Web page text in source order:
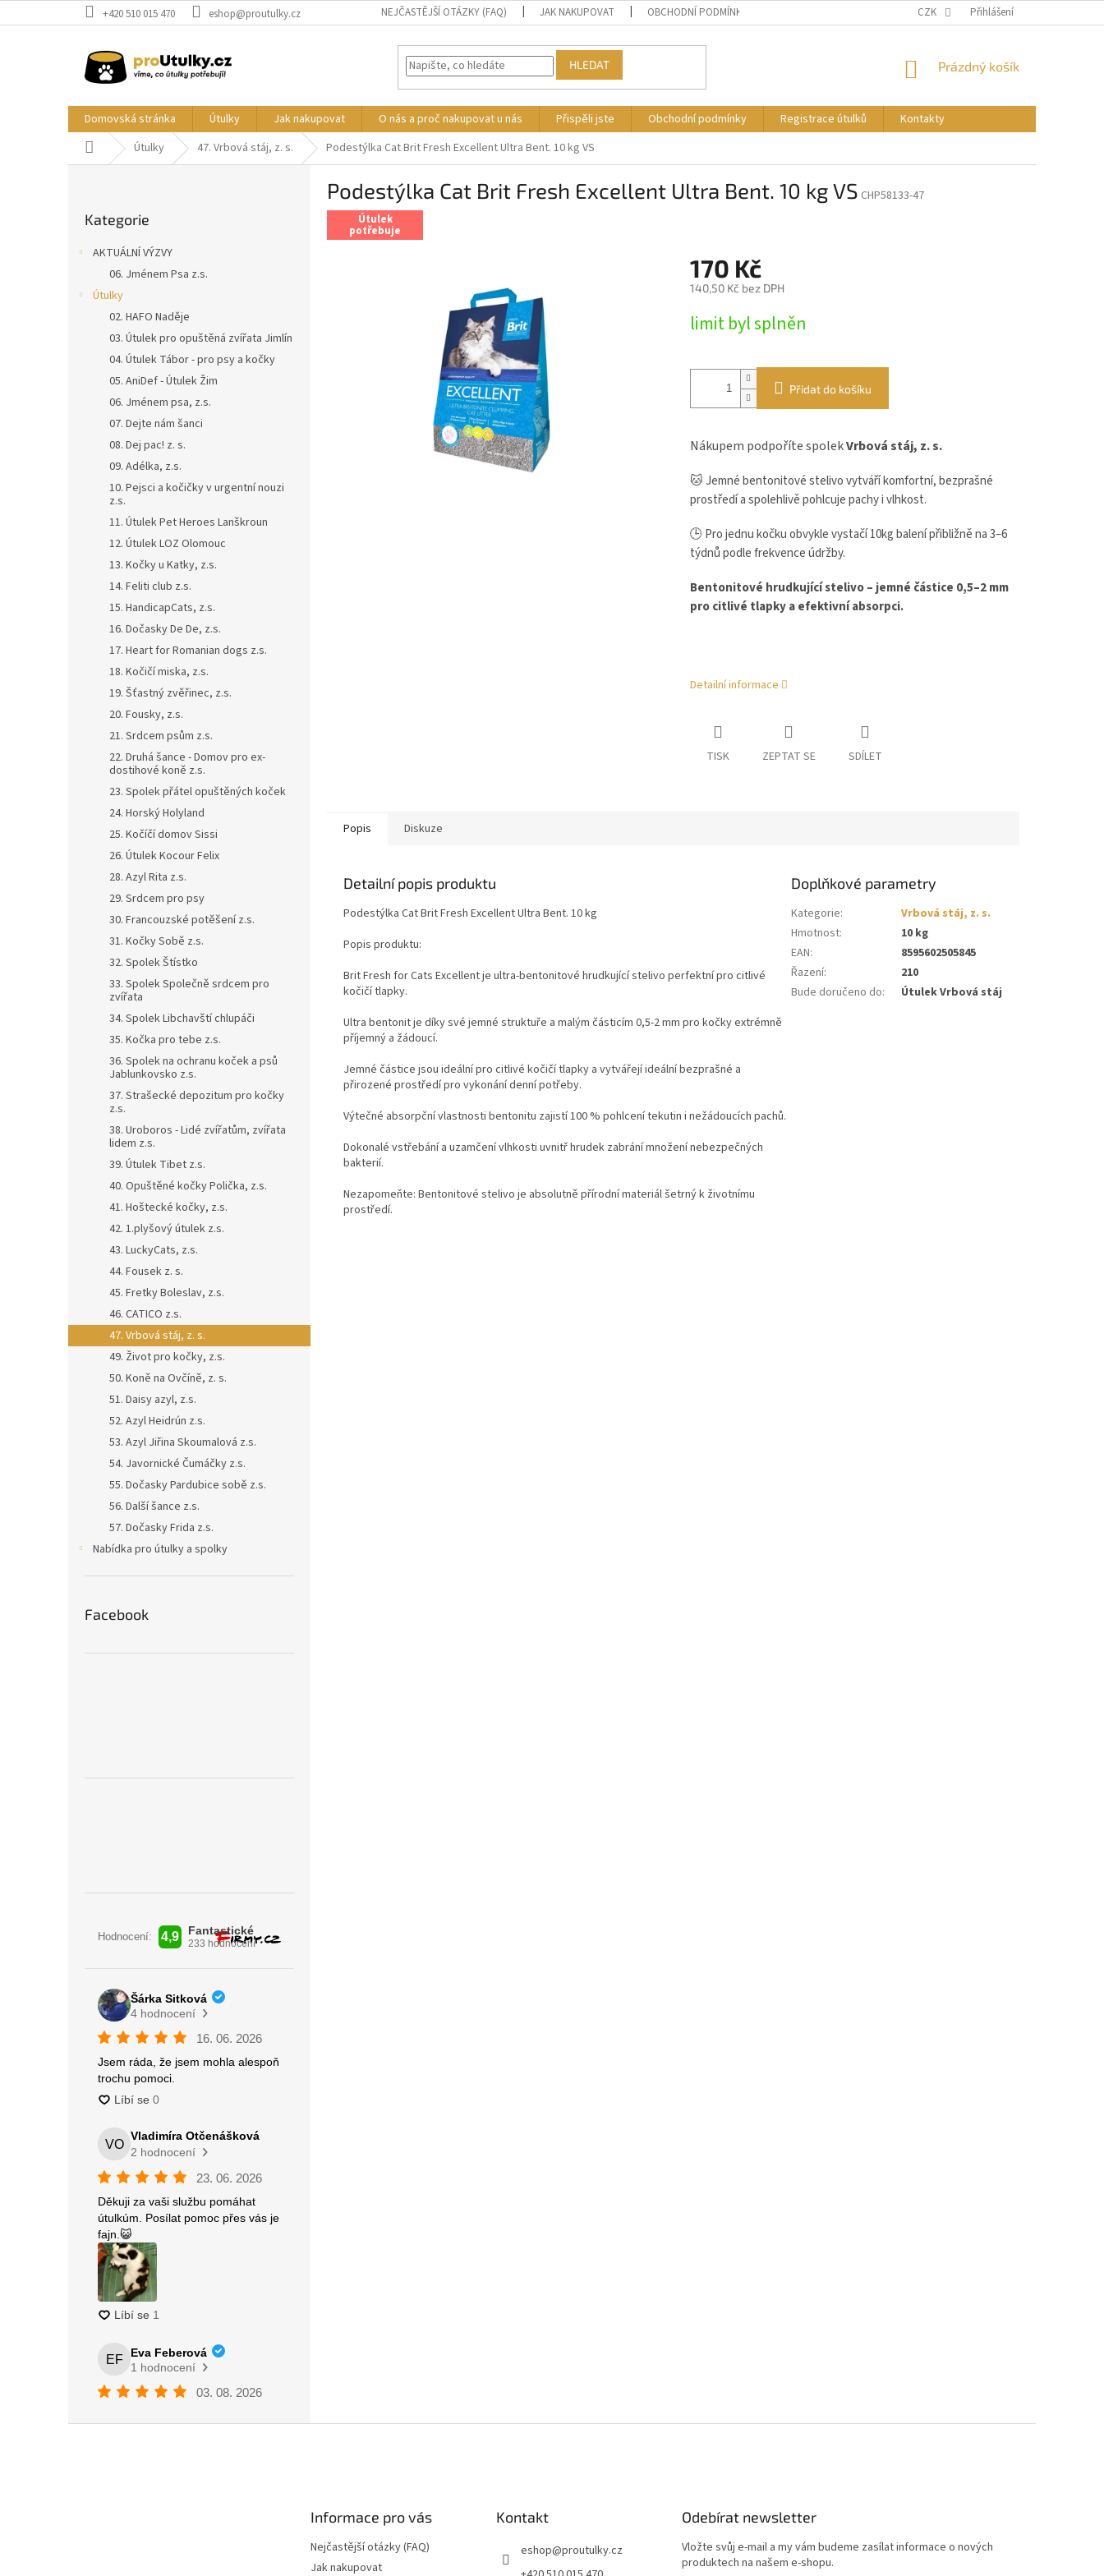
na
+420 510 015 470 eshop@proutulky.cz NEJČASTĚJŠÍ OTÁZKY (FAQ) JAK NAKUPOVAT OBCHODNÍ PODMÍNKY PODMÍNKY OCHRANY OSOBNÍCH ÚDAJŮ REGISTRACE ÚTULKŮ
CZK Přihlášení
HLEDAT
NÁKUPNÍ
Prázdný košík
Domovská stránka Útulky Jak nakupovat O nás a proč nakupovat u nás Přispěli jste Obchodní podmínky Registrace útulků
Kontakty
Domů Útulky 47. Vrbová stáj, z. s. Podestýlka Cat Brit Fresh Excellent Ultra Bent. 10 kg VS
kategorie
Kategorie
AKTUÁLNÍ VÝZVY
06. Jménem Psa z.s.
Útulky
02. HAFO Naděje
03. Útulek pro opuštěná zvířata Jimlín
04. Útulek Tábor - pro psy a kočky
05. AniDef - Útulek Žim
06. Jménem psa, z.s.
07. Dejte nám šanci
08. Dej pac! z. s.
09. Adélka, z.s.
10. Pejsci a kočičky v urgentní nouzi
z.s.
11. Útulek Pet Heroes Lanškroun
12. Útulek LOZ Olomouc
13. Kočky u Katky, z.s.
14. Feliti club z.s.
15. HandicapCats, z.s.
16. Dočasky De De, z.s.
17. Heart for Romanian dogs z.s.
18. Kočičí miska, z.s.
19. Šťastný zvěřinec, z.s.
20. Fousky, z.s.
21. Srdcem psům z.s.
22. Druhá šance - Domov pro ex-
dostihové koně z.s.
23. Spolek přátel opuštěných koček
24. Horský Holyland
25. Kočíčí domov Sissi
26. Útulek Kocour Felix
28. Azyl Rita z.s.
29. Srdcem pro psy
30. Francouzské potěšení z.s.
31. Kočky Sobě z.s.
32. Spolek Štístko
33. Spolek Společně srdcem pro
zvířata
34. Spolek Libchavští chlupáči
35. Kočka pro tebe z.s.
36. Spolek na ochranu koček a psů
Jablunkovsko z.s.
37. Strašecké depozitum pro kočky
z.s.
38. Uroboros - Lidé zvířatům, zvířata
lidem z.s.
39. Útulek Tibet z.s.
40. Opuštěné kočky Polička, z.s.
41. Hoštecké kočky, z.s.
42. 1.plyšový útulek z.s.
43. LuckyCats, z.s.
44. Fousek z. s.
45. Fretky Boleslav, z.s.
46. CATICO z.s.
47. Vrbová stáj, z. s.
49. Život pro kočky, z.s.
50. Koně na Ovčíně, z. s.
51. Daisy azyl, z.s.
52. Azyl Heidrún z.s.
53. Azyl Jiřina Skoumalová z.s.
54. Javornické Čumáčky z.s.
55. Dočasky Pardubice sobě z.s.
56. Další šance z.s.
57. Dočasky Frida z.s.
Nabídka pro útulky a spolky
Facebook
Podestýlka Cat Brit Fresh Excellent Ultra Bent. 10 kg VS CHP58133-47
Útulek
potřebuje
170 Kč
140,50 Kč bez DPH
cena:
limit byl splněn
Přidat do košíku
Nákupem podpoříte spolekVrbová stáj, z. s.
🐱 Jemné bentonitové stelivo vytváří komfortní, bezprašné
prostředí a spolehlivě pohlcuje pachy i vlhkost.
🕒 Pro jednu kočku obvykle vystačí 10kg balení přibližně na 3–6
týdnů podle frekvence údržby.
Bentonitové hrudkující stelivo – jemné částice 0,5–2 mm
pro citlivé tlapky a efektivní absorpci.
Detailní informace
TISK ZEPTAT SE SDÍLET
Popis Diskuze
Detailní popis produktu
Podestýlka Cat Brit Fresh Excellent Ultra Bent. 10 kg
Popis produktu:
Brit Fresh for Cats Excellent je ultra-bentonitové hrudkující stelivo perfektní pro citlivé
kočičí tlapky.
Ultra bentonit je díky své jemné struktuře a malým částicím 0,5-2 mm pro kočky extrémně
příjemný a žádoucí.
Jemné částice jsou ideální pro citlivé kočičí tlapky a vytvářejí ideální bezprašné a
přirozené prostředí pro vykonání denní potřeby.
Výtečné absorpční vlastnosti bentonitu zajistí 100 % pohlcení tekutin i nežádoucích pachů.
Dokonalé vstřebání a uzamčení vlhkosti uvnitř hrudek zabrání množení nebezpečných
bakterií.
Nezapomeňte: Bentonitové stelivo je absolutně přírodní materiál šetrný k životnímu
prostředí.
Doplňkové parametry
Kategorie:
Vrbová stáj, z. s.
Hmotnost:
10 kg
EAN:
8595602505845
Řazení:
210
Bude doručeno do: Útulek Vrbová stáj
Informace pro vás
Nejčastější otázky (FAQ)
Jak nakupovat
Kontakt
eshop@proutulky.cz
Odebírat newsletter
Vložte svůj e-mail a my vám budeme zasílat informace o nových
produktech na našem e-shopu.